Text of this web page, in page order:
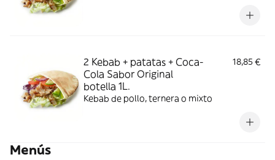
2 Kebab + patatas + Coca-
Cola Sabor Original
botella 1L.
18,85 €
Kebab de pollo, ternera o mixto
Menús